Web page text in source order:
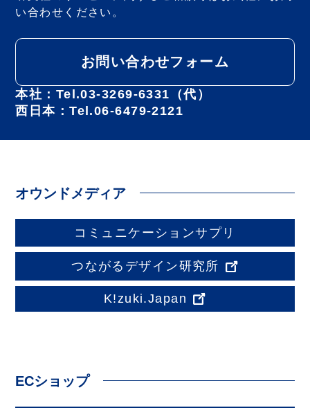
い合わせください。
お問い合わせフォーム
本社：Tel.03-3269-6331（代）
西日本：Tel.06-6479-2121
オウンドメディア
コミュニケーションサプリ
つながるデザイン研究所
K!zuki.Japan
ECショップ